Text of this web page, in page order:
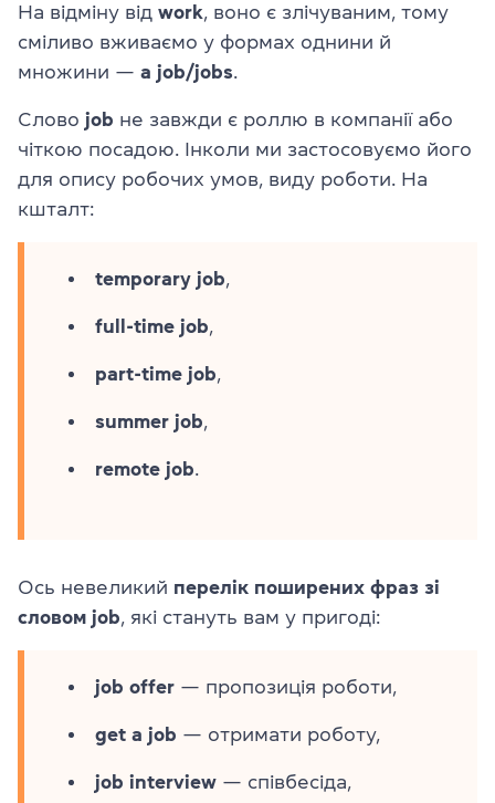
На відміну від work, воно є злічуваним, тому
сміливо вживаємо у формах однини й
множини — a job/jobs.
Слово job не завжди є роллю в компанії або
чіткою посадою. Інколи ми застосовуємо його
для опису робочих умов, виду роботи. На
кшталт:
temporary job,
full-time job,
part-time job,
summer job,
remote job.
Ось невеликий перелік поширених фраз зі
словом job, які стануть вам у пригоді:
job offer — пропозиція роботи,
get a job — отримати роботу,
job interview — співбесіда,